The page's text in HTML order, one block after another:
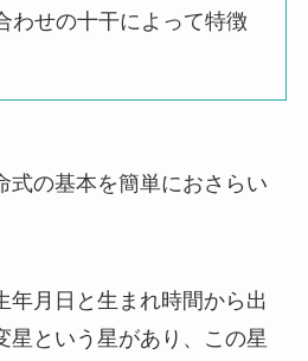
わせの十干によって特徴
式の基本を簡単におさらい
年月日と生まれ時間から出
星という星があり、この星